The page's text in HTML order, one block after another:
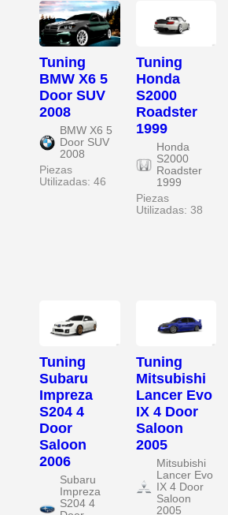
Tuning
BMW X6 5
Door SUV
2008
BMW X6 5
Door SUV
2008
Piezas
Utilizadas: 46
Tuning
Honda
S2000
Roadster
1999
Honda
S2000
Roadster
1999
Piezas
Utilizadas: 38
Tuning
Subaru
Impreza
S204 4
Door
Saloon
2006
Subaru
Impreza
S204 4
Tuning
Mitsubishi
Lancer Evo
IX 4 Door
Saloon
2005
Mitsubishi
Lancer Evo
IX 4 Door
Saloon
2005